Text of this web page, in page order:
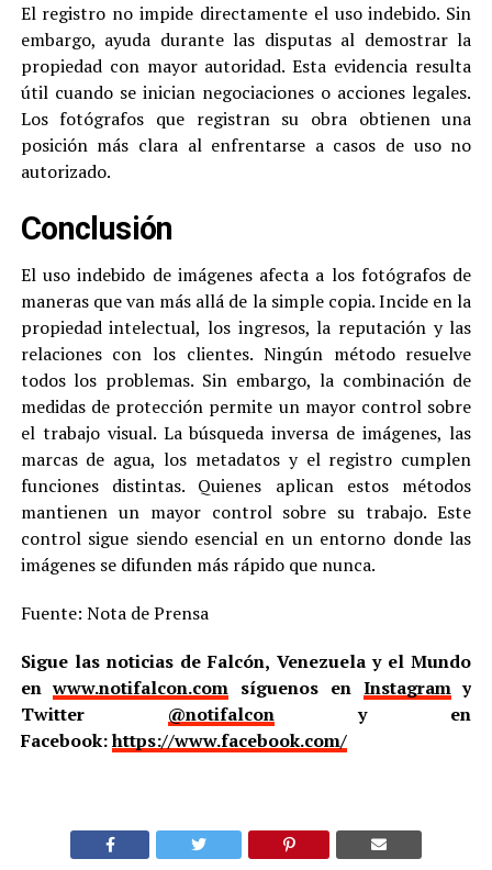
El registro no impide directamente el uso indebido. Sin
embargo, ayuda durante las disputas al demostrar la
propiedad con mayor autoridad. Esta evidencia resulta
útil cuando se inician negociaciones o acciones legales.
Los fotógrafos que registran su obra obtienen una
posición más clara al enfrentarse a casos de uso no
autorizado.
Conclusión
El uso indebido de imágenes afecta a los fotógrafos de
maneras que van más allá de la simple copia. Incide en la
propiedad intelectual, los ingresos, la reputación y las
relaciones con los clientes. Ningún método resuelve
todos los problemas. Sin embargo, la combinación de
medidas de protección permite un mayor control sobre
el trabajo visual. La búsqueda inversa de imágenes, las
marcas de agua, los metadatos y el registro cumplen
funciones distintas. Quienes aplican estos métodos
mantienen un mayor control sobre su trabajo. Este
control sigue siendo esencial en un entorno donde las
imágenes se difunden más rápido que nunca.
Fuente: Nota de Prensa
Sigue las noticias de Falcón, Venezuela y el Mundo
enwww.notifalcon.com síguenos en Instagramy
Twitter @notifalcony en
Facebook:https://www.facebook.com/